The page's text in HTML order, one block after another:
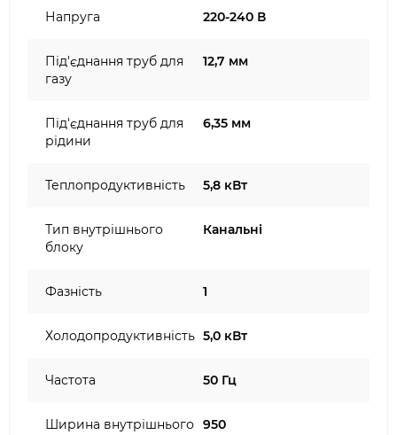
Напруга 220-240 В
Під'єднання труб для
газу
12,7 мм
Під'єднання труб для
рідини
6,35 мм
Теплопродуктивність 5,8 кВт
Тип внутрішнього
блоку
Канальні
Фазність 1
Холодопродуктивність 5,0 кВт
Частота 50 Гц
Ширина внутрішнього 950